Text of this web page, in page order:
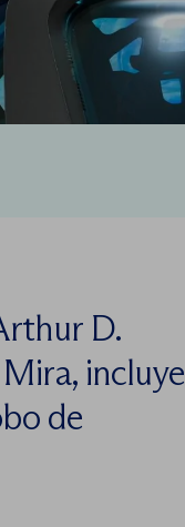
D.
incluye
de